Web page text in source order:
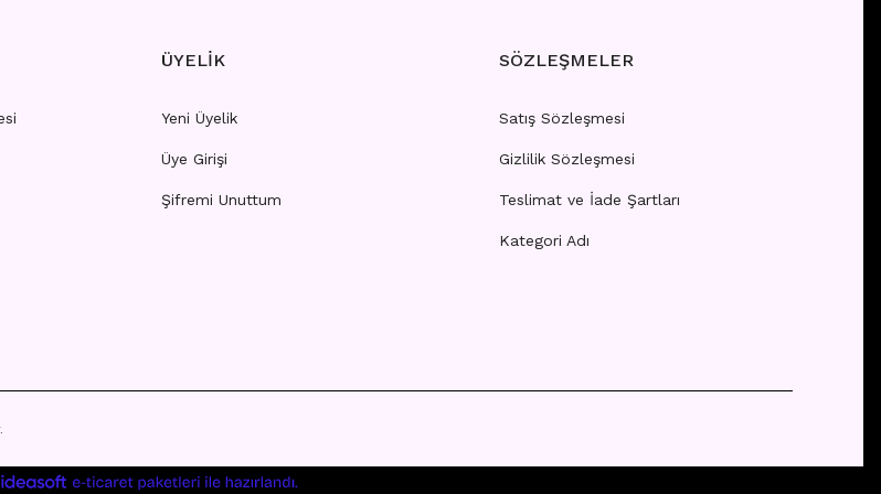
H50 - NIPPLE
ÜYELİK
Yeni Üyelik
Üye Girişi
Şifremi Unuttum
SÖZLEŞMELER
Satış Sözleşmesi
Gizlilik Sözleşmesi
Teslimat ve İade Şartları
Kategori Adı
ideasoft e-